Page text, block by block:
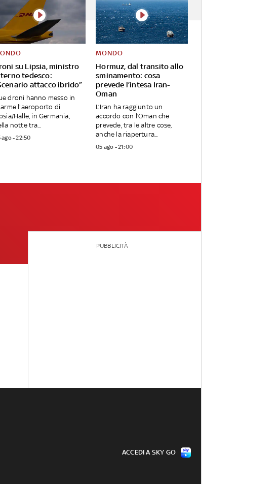
su Lipsia, ministro
tedesco:
attacco ibrido”
droni hanno messo in
l'aeroporto di
Halle, in Germania,
notte tra...
ago - 22:50
Hormuz, dal transito allo
sminamento: cosa
prevede l’intesa Iran-
Oman
MONDO
L’Iran ha raggiunto un
accordo con l’Oman che
prevede, tra le altre cose,
anche la riapertura...
05 ago - 21:00
PUBBLICITÀ
ACCEDI A SKY GO